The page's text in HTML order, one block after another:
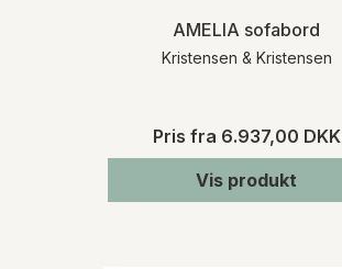
AMELIA sofabord
Kristensen & Kristensen
Pris fra 6.937,00 DKK
Vis produkt